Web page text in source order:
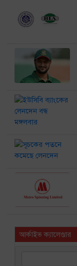
আর্কাইভ ক্যালেণ্ডার